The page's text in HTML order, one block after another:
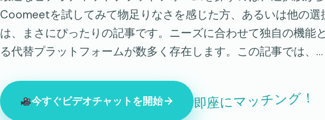
Coomeetを試してみて物足りなさを感じた方、あるいは他の選
は、まさにぴったりの記事です。ニーズに合わせて独自の機能
る代替プラットフォームが数多く存在します。この記事では、…
今すぐビデオチャットを開始 即座にマッチング！